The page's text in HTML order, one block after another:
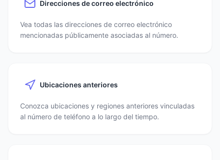
Direcciones de correo electrónico
Vea todas las direcciones de correo electrónico
mencionadas públicamente asociadas al número.
Ubicaciones anteriores
Conozca ubicaciones y regiones anteriores vinculadas
al número de teléfono a lo largo del tiempo.